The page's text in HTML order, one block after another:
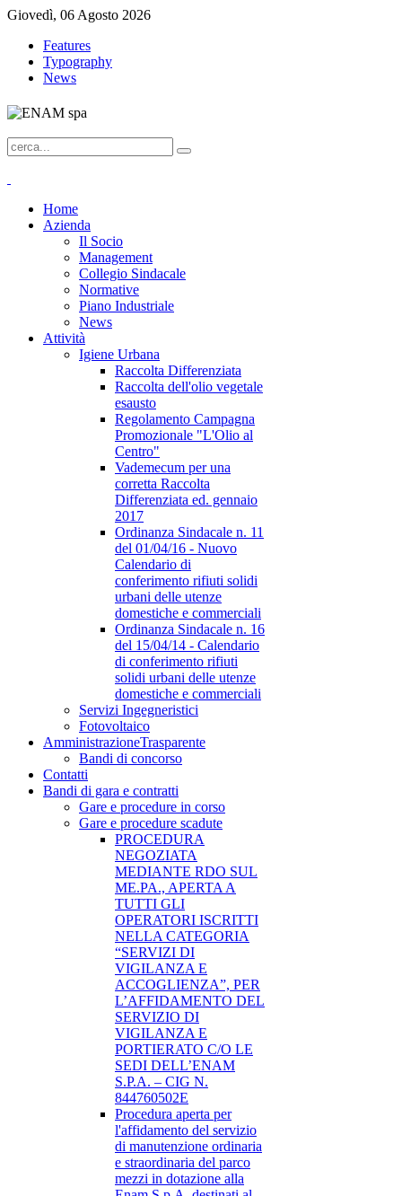
Giovedì, 06 Agosto 2026
Features
Typography
News
Home
Azienda
Il Socio
Management
Collegio Sindacale
Normative
Piano Industriale
News
Attività
Igiene Urbana
Raccolta Differenziata
Raccolta dell'olio vegetale
esausto
Regolamento Campagna
Promozionale "L'Olio al
Centro"
Vademecum per una
corretta Raccolta
Differenziata ed. gennaio
2017
Ordinanza Sindacale n. 11
del 01/04/16 - Nuovo
Calendario di
conferimento rifiuti solidi
urbani delle utenze
domestiche e commerciali
Ordinanza Sindacale n. 16
del 15/04/14 - Calendario
di conferimento rifiuti
solidi urbani delle utenze
domestiche e commerciali
Servizi Ingegneristici
Fotovoltaico
AmministrazioneTrasparente
Bandi di concorso
Contatti
Bandi di gara e contratti
Gare e procedure in corso
Gare e procedure scadute
PROCEDURA
NEGOZIATA
MEDIANTE RDO SUL
ME.PA., APERTA A
TUTTI GLI
OPERATORI ISCRITTI
NELLA CATEGORIA
“SERVIZI DI
VIGILANZA E
ACCOGLIENZA”, PER
L’AFFIDAMENTO DEL
SERVIZIO DI
VIGILANZA E
PORTIERATO C/O LE
SEDI DELL’ENAM
S.P.A. – CIG N.
844760502E
Procedura aperta per
l'affidamento del servizio
di manutenzione ordinaria
e straordinaria del parco
mezzi in dotazione alla